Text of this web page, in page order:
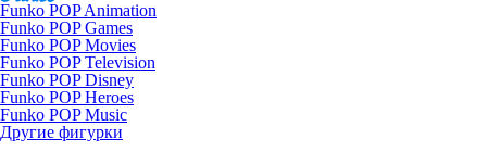
Funko POP Animation
Funko POP Games
Funko POP Movies
Funko POP Television
Funko POP Disney
Funko POP Heroes
Funko POP Music
Другие фигурки